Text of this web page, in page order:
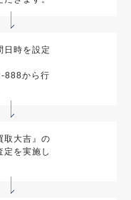
日時を設定
888から行
取大吉』の
定を実施し